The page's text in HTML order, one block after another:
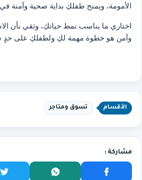
الأمومة، ويمنح طفلكِ بداية صحية وآمنة في
اختاري ما يناسب نمط حياتكِ، وثقي بأن
وآمن هو خطوة مهمة لكِ ولطفلكِ على حدٍ
الأقسام تسوق ومتاجر